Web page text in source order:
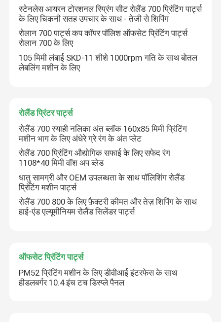
स्टेनलेस आयरन टोरशनल स्प्रिंग सीट रोलैंड 700 प्रिंटिंग पार्ट्स
के लिए चिकनी सतह उपचार के साथ - तेजी से शिपिंग
रोलान 700 पार्ट्स कप कॉपर पॉलिश ऑफसेट प्रिंटिंग पार्ट्स
रोलान 700 के लिए
105 मिमी लंबाई SKD-11 शीशे 1000rpm गति के साथ बोतल
लेबलिंग मशीन के लिए
रोलैंड प्रिंटर पार्ट्स
रोलैंड 700 स्याही नलिका अंत ब्लॉक 160x85 मिमी प्रिंटिंग
मशीन भाग के लिए अंधेरे ग्रे रंग के अंत प्लेट
रोलैंड 700 प्रिंटिंग औद्योगिक सफाई के लिए सफेद रंग
1108*40 मिमी वॉश अप ब्लेड
धातु सामग्री और OEM उपलब्धता के साथ पॉलिशिंग रोलैंड
प्रिंटिंग मशीन पार्ट्स
रोलैंड 700 800 के लिए फ़ैक्टरी कीमत और तेज़ शिपिंग के साथ
हाई-एंड एल्यूमीनियम रोलैंड सिलेंडर पार्ट्स
ऑफसेट प्रिंटिंग पार्ट्स
PM52 प्रिंटिंग मशीन के लिए डीवीआई इंटरफेस के साथ
हीडलबर्गर 10.4 इंच टच डिस्प्ले पैनल